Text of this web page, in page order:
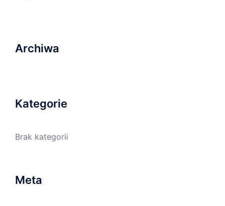
Archiwa
Kategorie
Brak kategorii
Meta